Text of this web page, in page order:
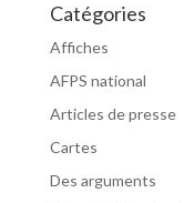
Catégories
Affiches
AFPS national
Articles de presse
Cartes
Des arguments